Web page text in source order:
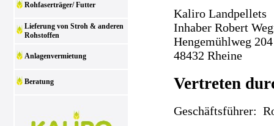
Rohfaserträger/ Futter
Lieferung von Stroh & anderen
Rohstoffen
Anlagenvermietung
Beratung
Kaliro Landpellets
Inhaber Robert
Hengemühlweg 204
48432 Rheine
Vertreten
Geschäftsführer: